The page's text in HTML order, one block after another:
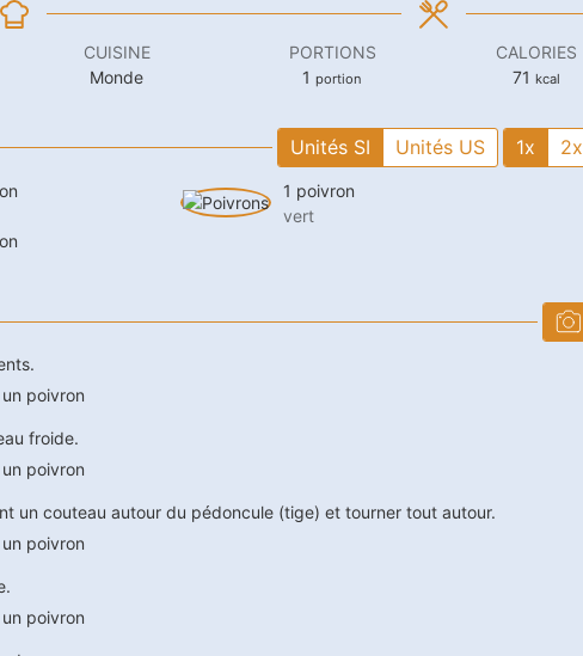
CUISINE
Monde
PORTIONS
1 portion
CALORIES
71 kcal
Unités SI Unités US 1x 2x
1 poivron
vert
froide.
un couteau autour du pédoncule (tige) et tourner tout autour.